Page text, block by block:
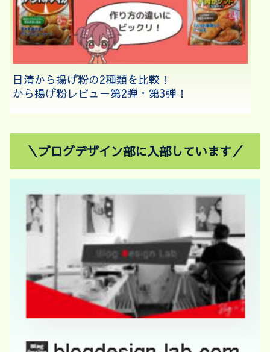
日清から揚げ粉の2種類を比較！
から揚げ粉レビュー第2弾・第3弾！
＼ブログデザイン部に入部しています／